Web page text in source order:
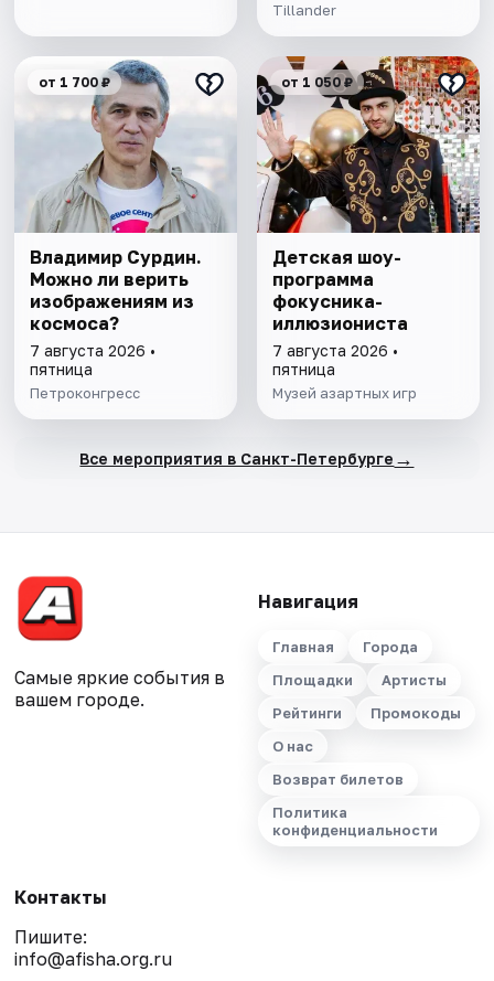
Tillander
от 1 700 ₽
Владимир Сурдин.
Можно ли верить
изображениям из
космоса?
7 августа 2026 •
пятница
Петроконгресс
от 1 050 ₽
Детская шоу-
программа
фокусника-
иллюзиониста
7 августа 2026 •
пятница
Музей азартных игр
Все мероприятия в Санкт-Петербурге →
Самые яркие события в
вашем городе.
Навигация
Главная
Города
Площадки
Артисты
Рейтинги
Промокоды
О нас
Возврат билетов
Политика
конфиденциальности
Контакты
Пишите:
info@afisha.org.ru